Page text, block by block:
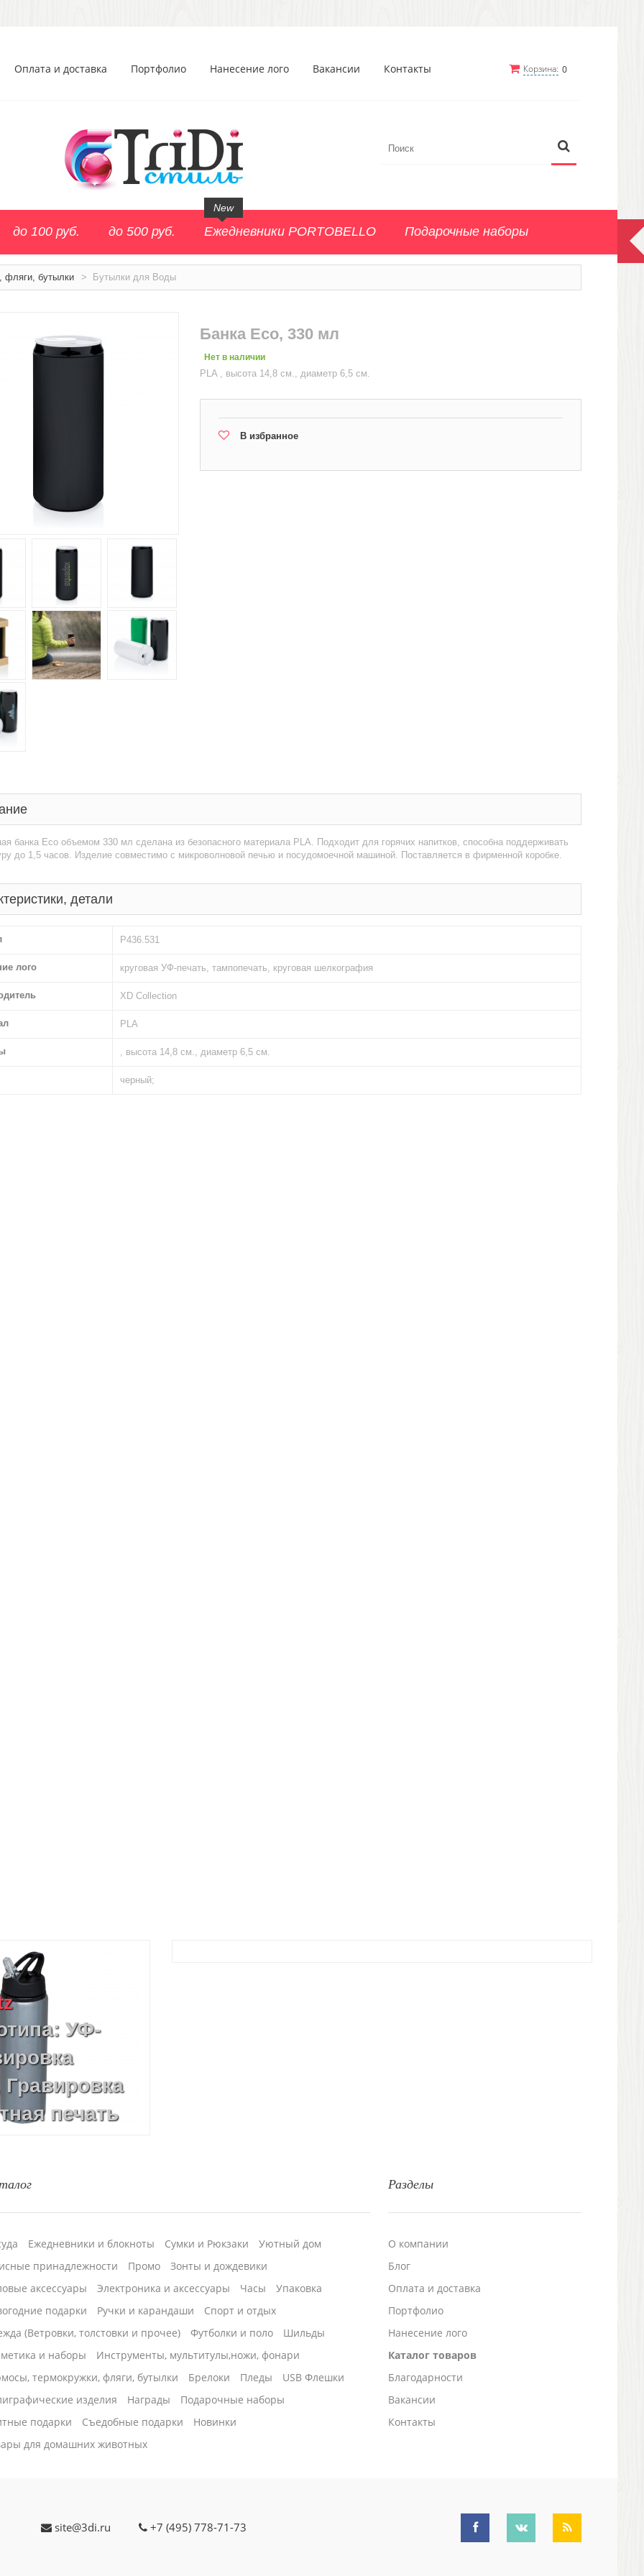
Корзина: 0
Оплата и доставка Портфолио Нанесение лого Вакансии Контакты
до 100 руб. до 500 руб. Ежедневники PORTOBELLO
New
Подарочные наборы
фляги, бутылки > Бутылки для Воды
Банка Eco, 330 мл
Нет в наличии
PLA , высота 14,8 см., диаметр 6,5 см.
В избранное
банка Eco объемом 330 мл сделана из безопасного материала PLA. Подходит для горячих напитков, способна поддерживать
до 1,5 часов. Изделие совместимо с микроволновой печью и посудомоечной машиной. Поставляется в фирменной коробке.
детали
P436.531
лого круговая УФ-печать, тампопечать, круговая шелкография
XD Collection
PLA
, высота 14,8 см., диаметр 6,5 см.
черный;
УФ-
Гравировка
печать
Разделы
О компании
Блог
Оплата и доставка
Портфолио
Нанесение лого
Каталог товаров
Благодарности
Вакансии
Контакты
Ежедневники и блокноты Сумки и Рюкзаки
Уютный дом
принадлежности
Промо
Зонты и дождевики
аксессуары
Электроника и аксессуары Часы
Упаковка
подарки
Ручки и карандаши
Спорт и отдых
(Ветровки, толстовки и прочее)
Футболки и поло
Шильды
и наборы
Инструменты, мультитулы,ножи, фонари
термокружки, фляги, бутылки
Брелоки Пледы
USB Флешки
изделия
Награды
Подарочные наборы
подарки
Cъедобные подарки
Новинки
для домашних животных
site@3di.ru +7 (495) 778-71-73